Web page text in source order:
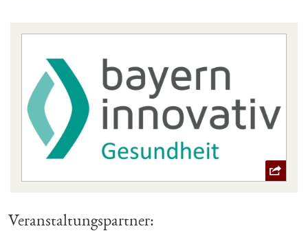
Veranstaltungspartner: